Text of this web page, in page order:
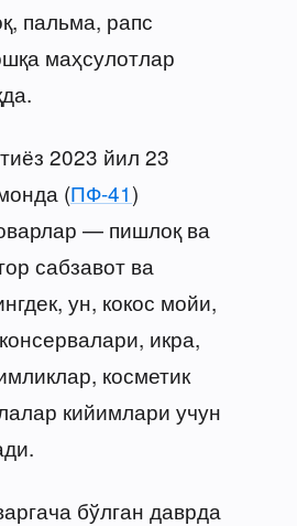
пальма, рапс
маҳсулотлар
2023 йил 23
(ПФ-41)
— пишлоқ ва
сабзавот ва
ун, кокос мойи,
икра,
косметик
кийимлари учун
бўлган даврда